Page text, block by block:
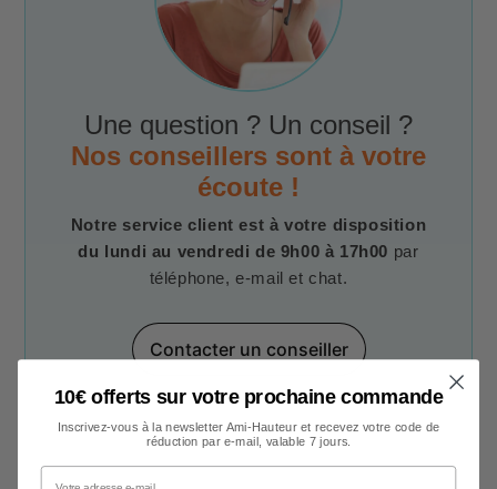
Une question ? Un conseil ?
Nos conseillers sont à votre
écoute !
Notre service client est à votre disposition
du lundi au vendredi de 9h00 à 17h00 par
téléphone, e-mail et chat.
Contacter un conseiller
10€ offerts sur votre prochaine commande
Inscrivez-vous à la newsletter Ami-Hauteur et recevez votre code de
réduction par e-mail, valable 7 jours.
Votre adresse e-mail